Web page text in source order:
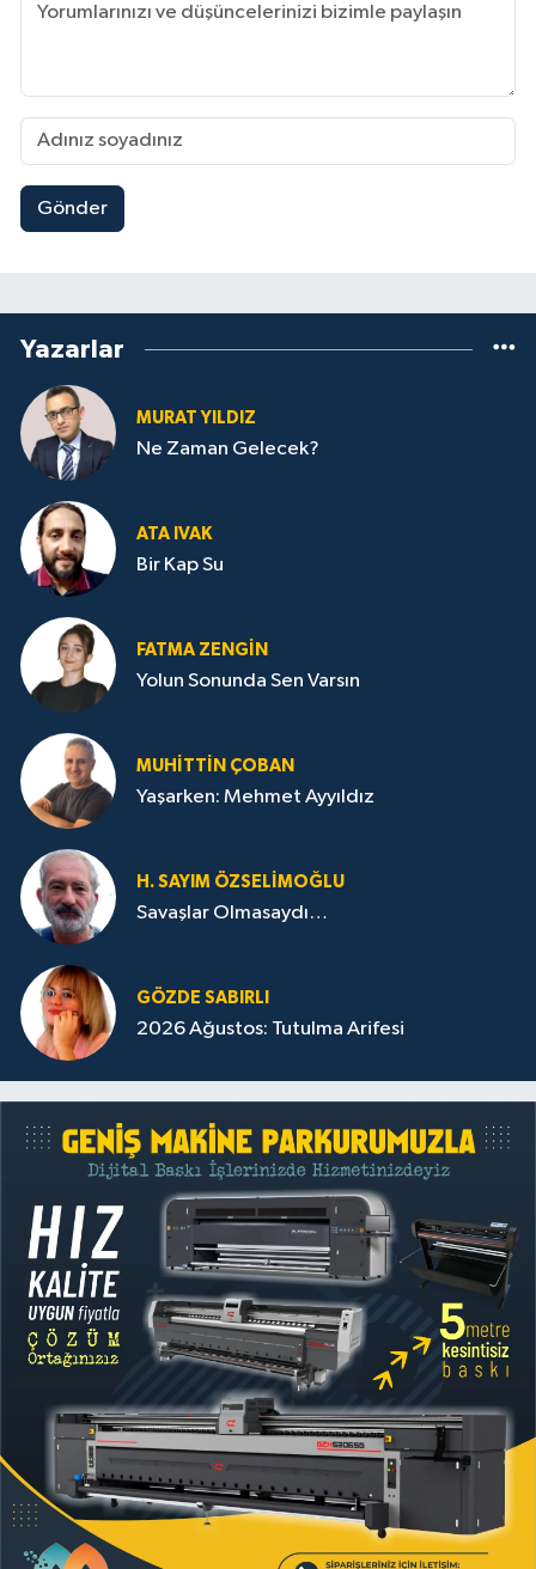
Gönder
Yazarlar
MURAT YILDIZ
Ne Zaman Gelecek?
ATA IVAK
Bir Kap Su
FATMA ZENGIN
Yolun Sonunda Sen Varsın
MUHITTIN ÇOBAN
Yaşarken: Mehmet Ayyıldız
H. SAYIM ÖZSELİMOĞLU
Savaşlar Olmasaydı…
GÖZDE SABIRLI
2026 Ağustos: Tutulma Arifesi